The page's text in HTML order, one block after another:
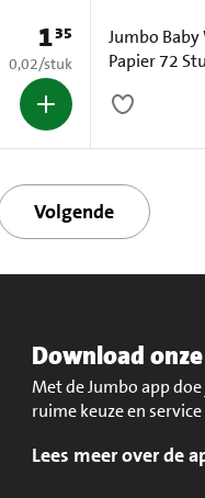
Prijs: € 1,35
135
€ 0,02 per stuk
0,02/stuk
Jumbo
Papier 72
Volgende
Download
Met de Jumbo app
ruime keuze en
Lees meer over de